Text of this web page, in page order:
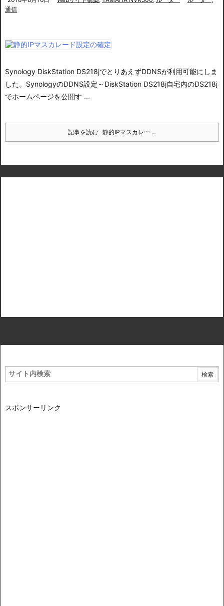
通信
Synology DiskStation DS218jでとりあえずDDNSが利用可能にしま
した。 SynologyのDDNS設定～DiskStation DS218j自宅内のDS218j
でホームページを公開す ...
記事を読む 静的IPマスカレー ...
スポンサーリンク